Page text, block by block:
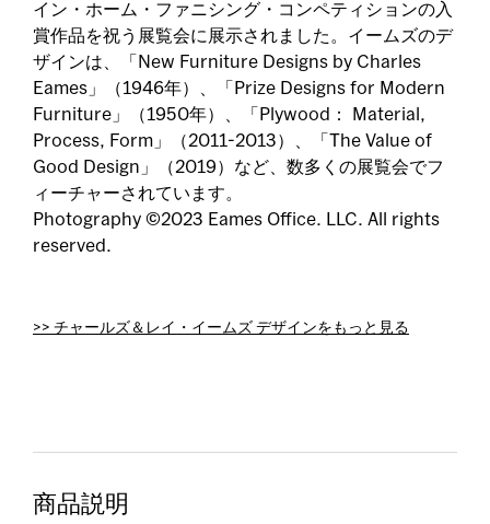
イン・ホーム・ファニシング・コンペティションの入
賞作品を祝う展覧会に展示されました。イームズのデ
ザインは、「New Furniture Designs by Charles
Eames」（1946年）、「Prize Designs for Modern
Furniture」（1950年）、「Plywood： Material,
Process, Form」（2011-2013）、「The Value of
Good Design」（2019）など、数多くの展覧会でフ
ィーチャーされています。
Photography ©2023 Eames Office. LLC. All rights
reserved.
>> チャールズ＆レイ・イームズ デザインをもっと見る
商品説明